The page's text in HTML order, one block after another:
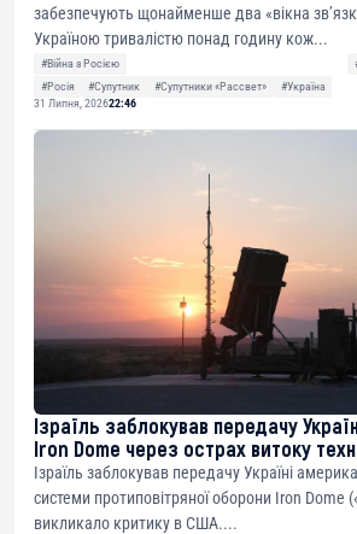
забезпечують щонайменше два «вікна
Україною тривалістю понад годину кож...
#Війна з Росією
#Росія
#Супутник #Супутники «Рассвет»
#Україна
31 Липня, 202622:46
Ізраїль заблокував передачу
Iron Dome через острах витоку
Ізраїль заблокував передачу Україні
системи протиповітряної оборони Iron Dome
викликало критику в США....